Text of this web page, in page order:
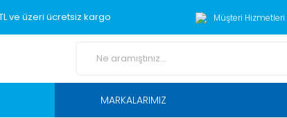
ve üzeri ücretsiz kargo Müşteri Hizmetleri
MARKALARIMIZ